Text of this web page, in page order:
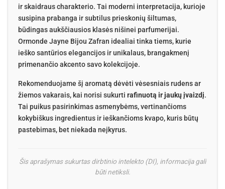
ir skaidraus charakterio. Tai moderni interpretacija, kurioje
susipina prabanga ir subtilus prieskonių šiltumas,
būdingas aukščiausios klasės nišinei parfumerijai.
Ormonde Jayne Bijou Zafran idealiai tinka tiems, kurie
ieško santūrios elegancijos ir unikalaus, brangakmenį
primenančio akcento savo kolekcijoje.
Rekomenduojame šį aromatą dėvėti vėsesniais rudens ar
žiemos vakarais, kai norisi sukurti rafinuotą ir jaukų įvaizdį.
Tai puikus pasirinkimas asmenybėms, vertinančioms
kokybiškus ingredientus ir ieškančioms kvapo, kuris būtų
pastebimas, bet niekada neįkyrus.
Šis aprašymas sukurtas dirbtinio intelekto (DI), informacija gali
būti netiksli.